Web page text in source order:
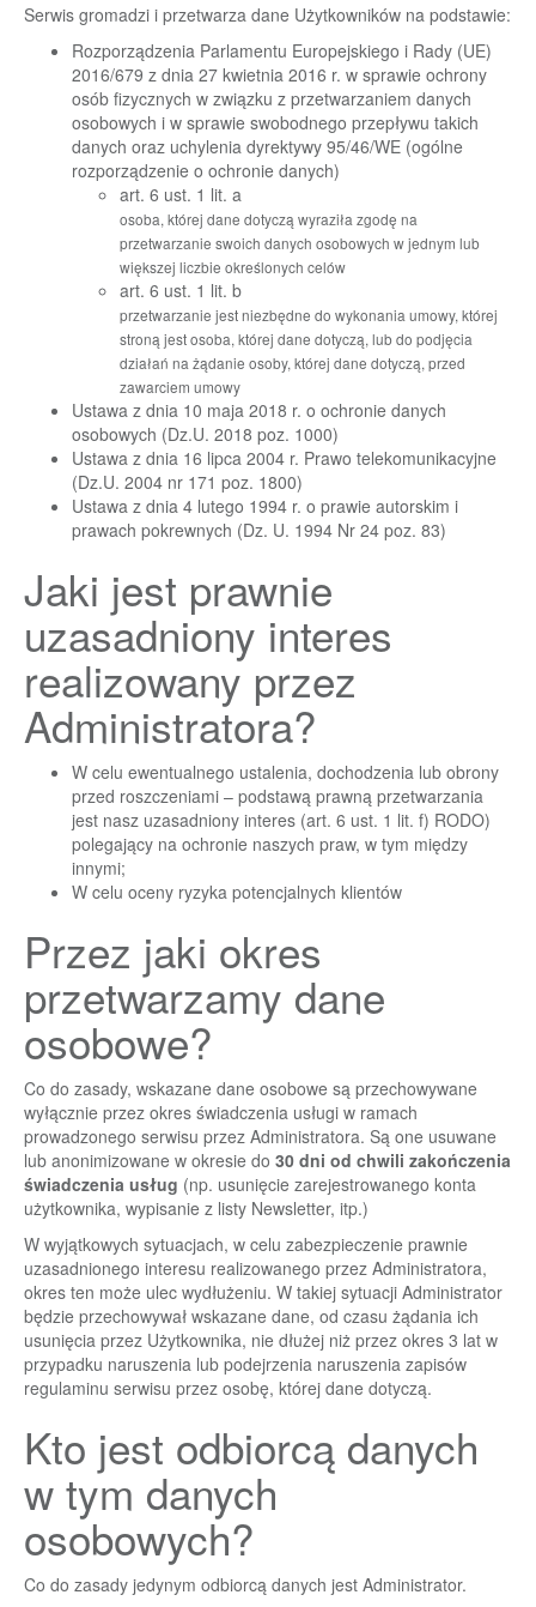
Serwis gromadzi i przetwarza dane Użytkowników na podstawie:
Rozporządzenia Parlamentu Europejskiego i Rady (UE)
2016/679 z dnia 27 kwietnia 2016 r. w sprawie ochrony
osób fizycznych w związku z przetwarzaniem danych
osobowych i w sprawie swobodnego przepływu takich
danych oraz uchylenia dyrektywy 95/46/WE (ogólne
rozporządzenie o ochronie danych)
art. 6 ust. 1 lit. a
osoba, której dane dotyczą wyraziła zgodę na
przetwarzanie swoich danych osobowych w jednym lub
większej liczbie określonych celów
art. 6 ust. 1 lit. b
przetwarzanie jest niezbędne do wykonania umowy, której
stroną jest osoba, której dane dotyczą, lub do podjęcia
działań na żądanie osoby, której dane dotyczą, przed
zawarciem umowy
Ustawa z dnia 10 maja 2018 r. o ochronie danych
osobowych (Dz.U. 2018 poz. 1000)
Ustawa z dnia 16 lipca 2004 r. Prawo telekomunikacyjne
(Dz.U. 2004 nr 171 poz. 1800)
Ustawa z dnia 4 lutego 1994 r. o prawie autorskim i
prawach pokrewnych (Dz. U. 1994 Nr 24 poz. 83)
Jaki jest prawnie
uzasadniony interes
realizowany przez
Administratora?
W celu ewentualnego ustalenia, dochodzenia lub obrony
przed roszczeniami – podstawą prawną przetwarzania
jest nasz uzasadniony interes (art. 6 ust. 1 lit. f) RODO)
polegający na ochronie naszych praw, w tym między
innymi;
W celu oceny ryzyka potencjalnych klientów
Przez jaki okres
przetwarzamy dane
osobowe?
Co do zasady, wskazane dane osobowe są przechowywane
wyłącznie przez okres świadczenia usługi w ramach
prowadzonego serwisu przez Administratora. Są one usuwane
lub anonimizowane w okresie do 30 dni od chwili zakończenia
świadczenia usług (np. usunięcie zarejestrowanego konta
użytkownika, wypisanie z listy Newsletter, itp.)
W wyjątkowych sytuacjach, w celu zabezpieczenie prawnie
uzasadnionego interesu realizowanego przez Administratora,
okres ten może ulec wydłużeniu. W takiej sytuacji Administrator
będzie przechowywał wskazane dane, od czasu żądania ich
usunięcia przez Użytkownika, nie dłużej niż przez okres 3 lat w
przypadku naruszenia lub podejrzenia naruszenia zapisów
regulaminu serwisu przez osobę, której dane dotyczą.
Kto jest odbiorcą danych
w tym danych
osobowych?
Co do zasady jedynym odbiorcą danych jest Administrator.